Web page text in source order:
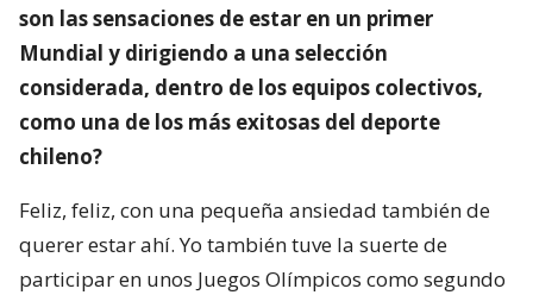
son las sensaciones de estar en un primer
Mundial y dirigiendo a una selección
considerada, dentro de los equipos colectivos,
como una de los más exitosas del deporte
chileno?
Feliz, feliz, con una pequeña ansiedad también de
querer estar ahí. Yo también tuve la suerte de
participar en unos Juegos Olímpicos como segundo